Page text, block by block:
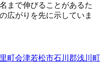
まで伸びることがあるた
広がりを先に示していま
町会津若松市石川郡浅川町